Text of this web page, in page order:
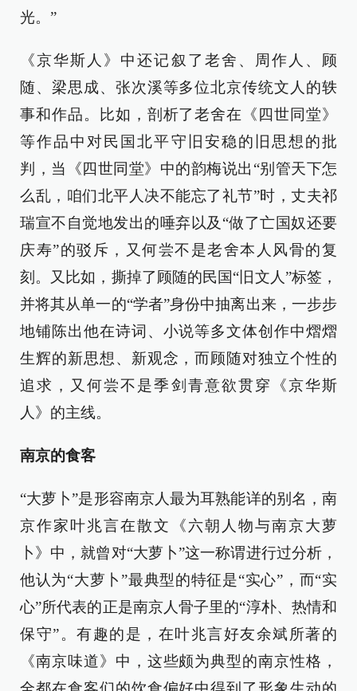
光。”
《京华斯人》中还记叙了老舍、周作人、顾
随、梁思成、张次溪等多位北京传统文人的轶
事和作品。比如，剖析了老舍在《四世同堂》
等作品中对民国北平守旧安稳的旧思想的批
判，当《四世同堂》中的韵梅说出“别管天下怎
么乱，咱们北平人决不能忘了礼节”时，丈夫祁
瑞宣不自觉地发出的唾弃以及“做了亡国奴还要
庆寿”的驳斥，又何尝不是老舍本人风骨的复
刻。又比如，撕掉了顾随的民国“旧文人”标签，
并将其从单一的“学者”身份中抽离出来，一步步
地铺陈出他在诗词、小说等多文体创作中熠熠
生辉的新思想、新观念，而顾随对独立个性的
追求，又何尝不是季剑青意欲贯穿《京华斯
人》的主线。
南京的食客
“大萝卜”是形容南京人最为耳熟能详的别名，南
京作家叶兆言在散文《六朝人物与南京大萝
卜》中，就曾对“大萝卜”这一称谓进行过分析，
他认为“大萝卜”最典型的特征是“实心”，而“实
心”所代表的正是南京人骨子里的“淳朴、热情和
保守”。有趣的是，在叶兆言好友余斌所著的
《南京味道》中，这些颇为典型的南京性格，